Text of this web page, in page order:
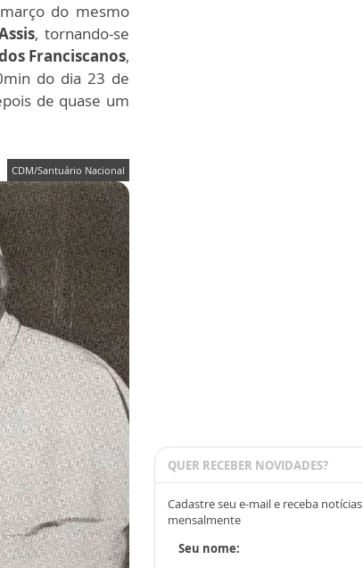
do mesmo
, tornando-se
Franciscanos,
do dia 23 de
de quase um
CDM/Santuário Nacional
QUER RECEBER NOVIDADES?
Cadastre seu e-mail e receba notícias
mensalmente
Seu nome: